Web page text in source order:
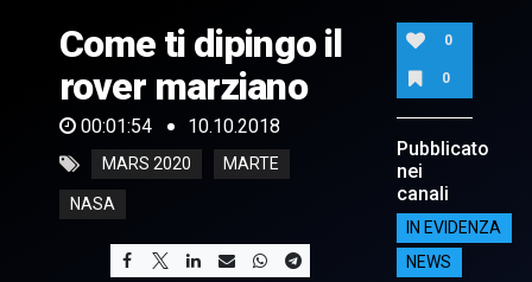
54
seconds
Come ti dipingo il
rover marziano
00:01:54 10.10.2018
MARS 2020 MARTE
NASA
0
0
Pubblicato
nei
canali
IN EVIDENZA
NEWS